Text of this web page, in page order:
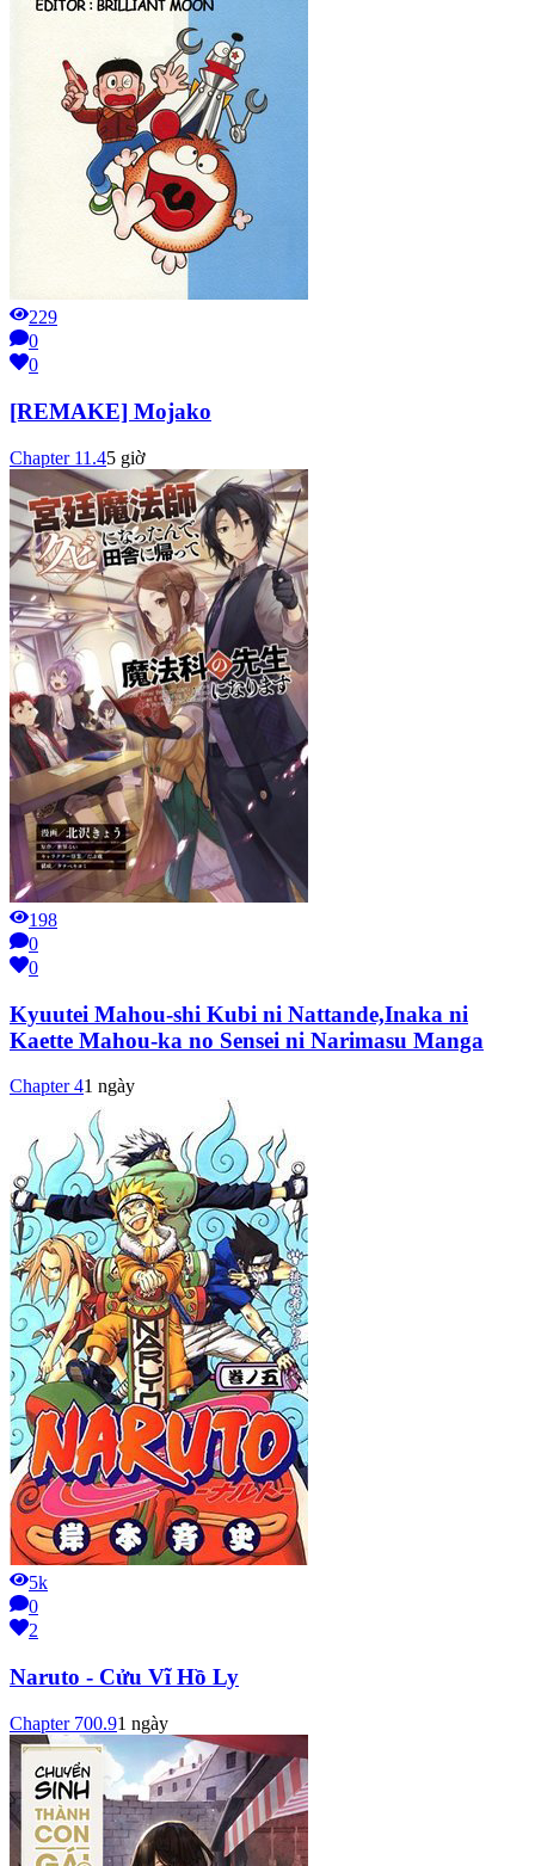
229
0
0
[REMAKE] Mojako
Chapter 11.45 giờ
198
0
0
Kyuutei Mahou-shi Kubi ni Nattande,Inaka ni
Kaette Mahou-ka no Sensei ni Narimasu Manga
Chapter41 ngày
5k
0
2
Naruto - Cửu Vĩ Hồ Ly
Chapter 700.91 ngày